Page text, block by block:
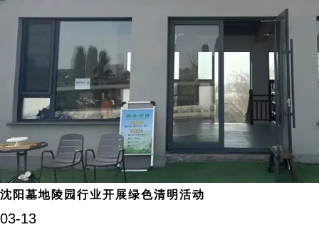
沈阳墓地陵园行业开展绿色清明活动
03-13